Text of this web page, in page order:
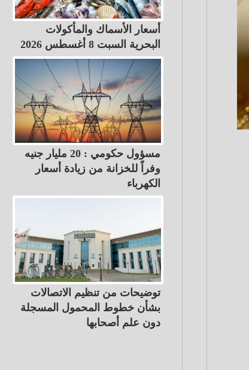
أسعار الأسماك والمأكولات
البحرية السبت 8 أغسطس 2026
مسؤول حكومي : 20 مليار جنيه
وفراً للخزانة من زيادة أسعار
الكهرباء
توضيحات من تنظيم الاتصالات
بشأن خطوط المحمول المسجلة
دون علم أصحابها